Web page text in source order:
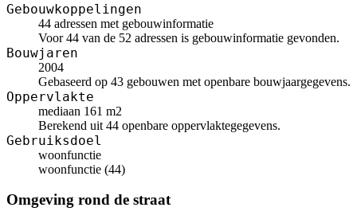
Gebouwkoppelingen
44 adressen met gebouwinformatie
Voor 44 van de 52 adressen is gebouwinformatie gevonden.
Bouwjaren
2004
Gebaseerd op 43 gebouwen met openbare bouwjaargegevens.
Oppervlakte
mediaan 161 m2
Berekend uit 44 openbare oppervlaktegegevens.
Gebruiksdoel
woonfunctie
woonfunctie (44)
Omgeving rond de straat